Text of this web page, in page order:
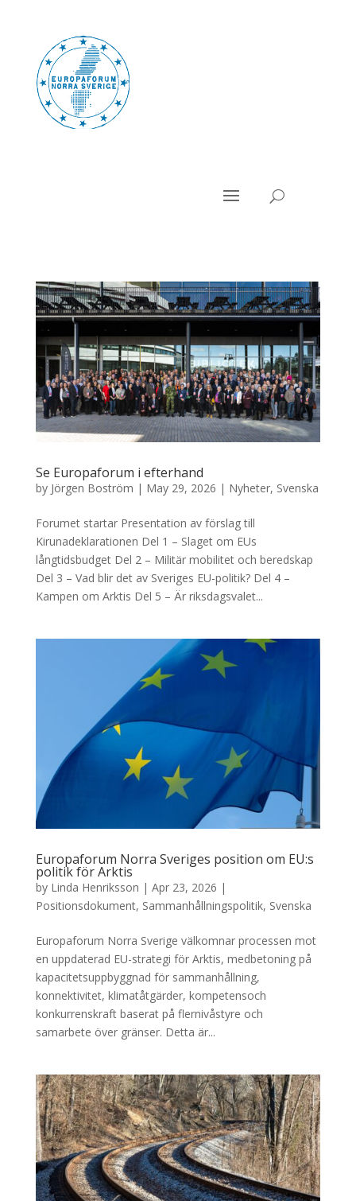
Se Europaforum i efterhand
by Jörgen Boström | May 29, 2026 | Nyheter, Svenska
Forumet startar Presentation av förslag till
Kirunadeklarationen Del 1 – Slaget om EUs
långtidsbudget Del 2 – Militär mobilitet och beredskap
Del 3 – Vad blir det av Sveriges EU-politik? Del 4 –
Kampen om Arktis Del 5 – Är riksdagsvalet...
Europaforum Norra Sveriges position om EU:s
politik för Arktis
by Linda Henriksson | Apr 23, 2026 |
Positionsdokument, Sammanhållningspolitik, Svenska
Europaforum Norra Sverige välkomnar processen mot
en uppdaterad EU-strategi för Arktis, medbetoning på
kapacitetsuppbyggnad för sammanhållning,
konnektivitet, klimatåtgärder, kompetensoch
konkurrenskraft baserat på flernivåstyre och
samarbete över gränser. Detta är...